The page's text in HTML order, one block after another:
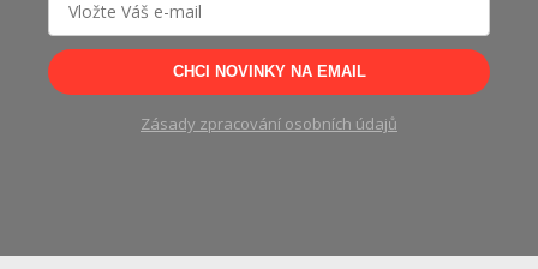
CHCI NOVINKY NA EMAIL
Zásady zpracování osobních údajů